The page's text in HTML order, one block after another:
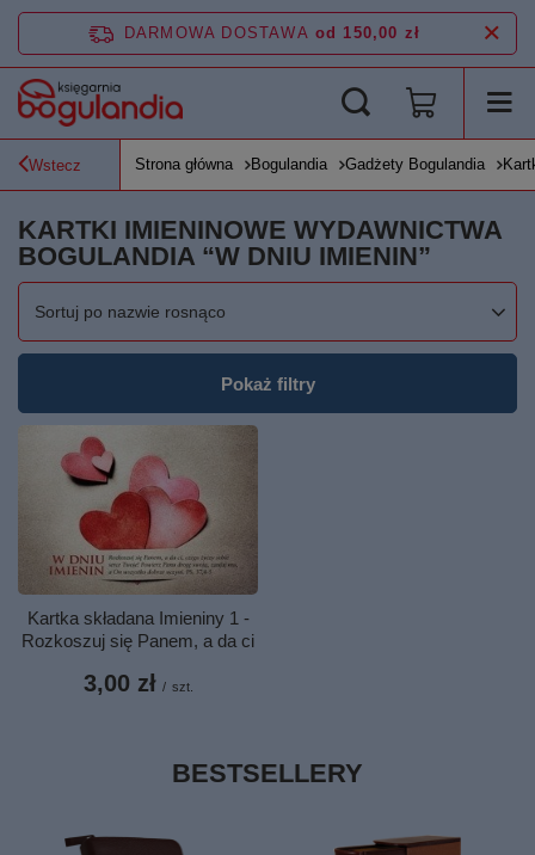
DARMOWA DOSTAWA od 150,00 zł
Wstecz Strona główna Bogulandia Gadżety Bogulandia
KARTKI IMIENINOWE WYDAWNICTWA
BOGULANDIA “W DNIU IMIENIN”
Zmień sortowanie
Sortuj po nazwie rosnąco
Pokaż filtry
Kartka składana Imieniny 1 -
Rozkoszuj się Panem, a da ci
3,00 zł / szt.
BESTSELLERY